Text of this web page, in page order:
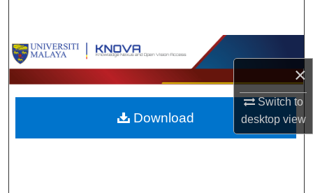
×
Switch to
desktopview
Browse Collections
My Account
About
Download